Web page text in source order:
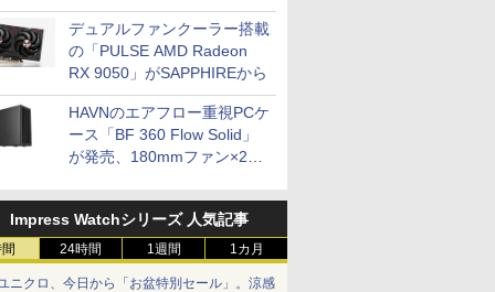
開発
デュアルファンクーラー搭載
の「PULSE AMD Radeon
RX 9050」がSAPPHIREから
HAVNのエアフロー重視PCケ
ース「BF 360 Flow Solid」
が発売、180mmファン×2搭
Impress Watchシリーズ 人気記事
24時間 1週間 1カ月
ニクロ、今日から「お盆特別セール」。涼感